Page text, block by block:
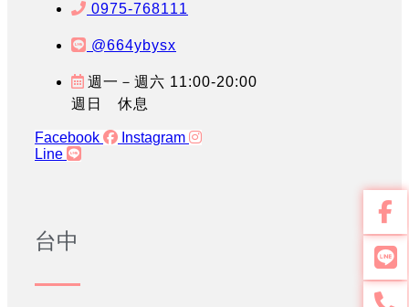
0975-768111
@664ybysx
週一－週六 11:00-20:00
週日 休息
Facebook
Instagram
Line
台中